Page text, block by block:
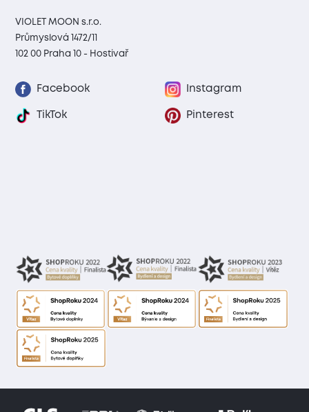
VIOLET MOON s.r.o.
Průmyslová 1472/11
102 00 Praha 10 - Hostivař
Facebook Instagram
TikTok Pinterest